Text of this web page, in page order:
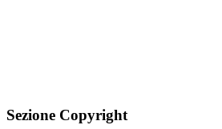
Sezione Copyright